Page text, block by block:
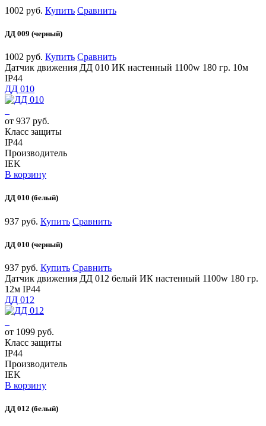
1002 руб. Купить Сравнить
ДД 009 (черный)
1002 руб. Купить Сравнить
Датчик движения ДД 010 ИК настенный 1100w 180 гр. 10м
IP44
ДД 010
от 937 руб.
Класс защиты
IP44
Производитель
IEK
В корзину
ДД 010 (белый)
937 руб. Купить Сравнить
ДД 010 (черный)
937 руб. Купить Сравнить
Датчик движения ДД 012 белый ИК настенный 1100w 180 гр.
12м IP44
ДД 012
от 1099 руб.
Класс защиты
IP44
Производитель
IEK
В корзину
ДД 012 (белый)